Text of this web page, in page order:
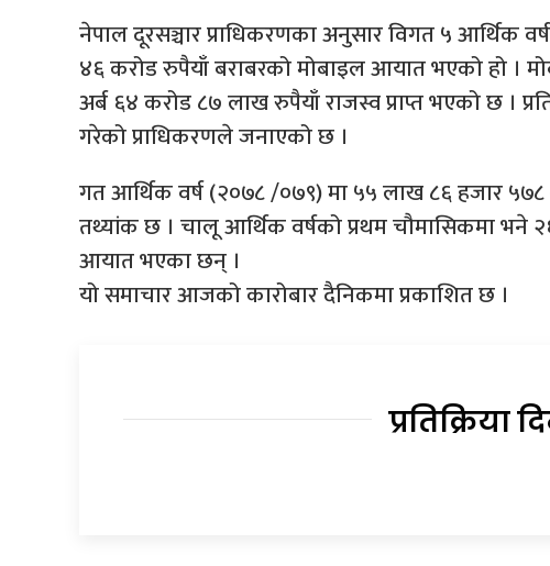
नेपाल दूरसञ्चार प्राधिकरणका अनुसार विगत ५ आर्थिक
४६ करोड रुपैयाँ बराबरको मोबाइल आयात भएको हो ।
अर्ब ६४ करोड ८७ लाख रुपैयाँ राजस्व प्राप्त भएको छ ।
गरेको प्राधिकरणले जनाएको छ ।
गत आर्थिक वर्ष (२०७८ /०७९) मा ५५ लाख ८६ हजार
तथ्यांक छ । चालू आर्थिक वर्षको प्रथम चौमासिकमा भने
आयात भएका छन् ।
यो समाचार आजको कारोबार दैनिकमा प्रकाशित छ ।
प्रतिक्रिया